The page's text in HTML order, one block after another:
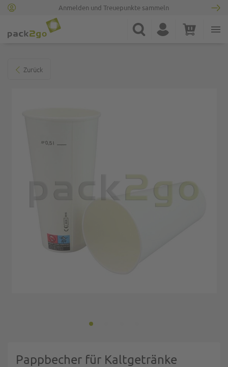
Anmelden und Treuepunkte sammeln
Suche Konto Warenkorb
Zurück
Pappbecher für Kaltgetränke